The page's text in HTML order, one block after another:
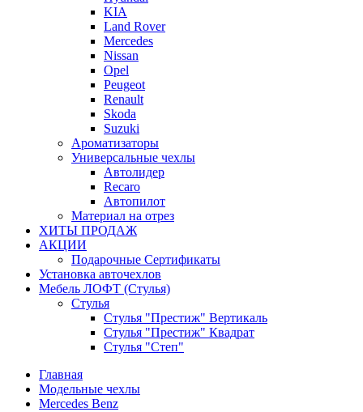
KIA
Land Rover
Mercedes
Nissan
Opel
Peugeot
Renault
Skoda
Suzuki
Ароматизаторы
Универсальные чехлы
Автолидер
Recaro
Автопилот
Материал на отрез
ХИТЫ ПРОДАЖ
АКЦИИ
Подарочные Сертификаты
Установка авточехлов
Мебель ЛОФТ (Стулья)
Стулья
Стулья "Престиж" Вертикаль
Стулья "Престиж" Квадрат
Стулья "Степ"
Главная
Модельные чехлы
Mercedes Benz